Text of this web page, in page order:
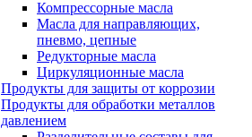
Компрессорные масла
Масла для направляющих,
пневмо, цепные
Редукторные масла
Циркуляционные масла
Продукты для защиты от коррозии
Продукты для обработки металлов
давлением